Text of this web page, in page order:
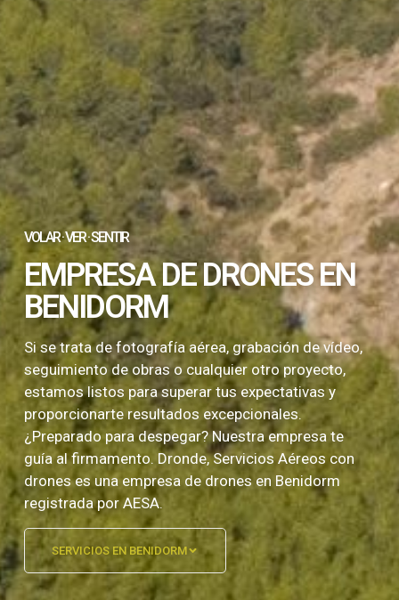
VOLAR · VER · SENTIR
EMPRESA DE DRONES EN
BENIDORM
Si se trata de fotografía aérea, grabación de vídeo,
seguimiento de obras o cualquier otro proyecto,
estamos listos para superar tus expectativas y
proporcionarte resultados excepcionales.
¿Preparado para despegar? Nuestra empresa te
guía al firmamento. Dronde, Servicios Aéreos con
drones es una empresa de drones en Benidorm
registrada por AESA.
SERVICIOS EN BENIDORM